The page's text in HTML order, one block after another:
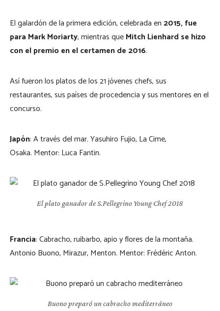
El galardón de la primera edición, celebrada en 2015, fue
para Mark Moriarty, mientras queMitch Lienhard se hizo
con el premio en el certamen de 2016.
Así fueron los platos de los 21 jóvenes chefs, sus
restaurantes, sus países de procedencia y sus mentores en el
concurso.
Japón: A través del mar. Yasuhiro Fujio, La Cime,
Osaka. Mentor: Luca Fantin.
El plato ganador de S.Pellegrino Young Chef 2018
Francia: Cabracho, ruibarbo, apio y flores de la montaña.
Antonio Buono, Mirazur, Menton. Mentor: Frédéric Anton.
Buono preparó un cabracho mediterráneo